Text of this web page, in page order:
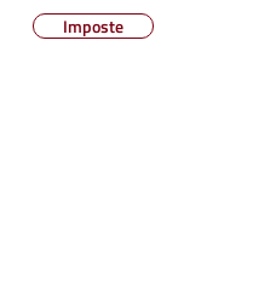
Imposte